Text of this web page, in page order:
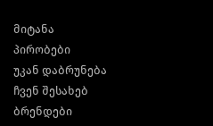
მიტანა
პირობები
უკან დაბრუნება
ჩვენ შესახებ
ბრენდები